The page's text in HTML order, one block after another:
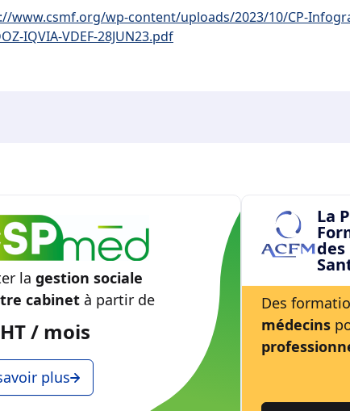
www.csmf.org/wp-content/uploads/2023/10/CP-
IQVIA-VDEF-28JUN23.pdf
la gestion sociale
cabinet à partir de
/ mois
plus
La
Des
médecins